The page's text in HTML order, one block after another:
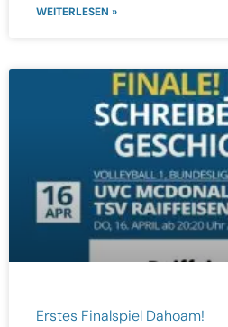
WEITERLESEN »
Erstes Finalspiel Dahoam!